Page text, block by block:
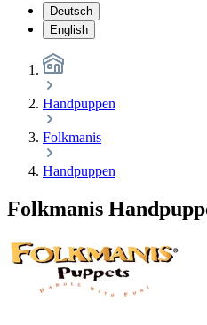
Deutsch
English
Handpuppen
Folkmanis
Handpuppen
Folkmanis